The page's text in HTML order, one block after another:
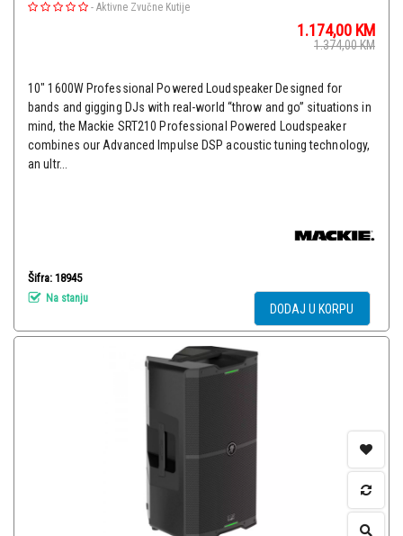
- Aktivne Zvučne Kutije
1.174,00 KM
1.374,00KM
10" 1600W Professional Powered Loudspeaker Designed for
bands and gigging DJs with real-world “throw and go” situations in
mind, the Mackie SRT210 Professional Powered Loudspeaker
combines our Advanced Impulse DSP acoustic tuning technology,
an ultr...
Šifra: 18945
Na stanju
DODAJ U KORPU